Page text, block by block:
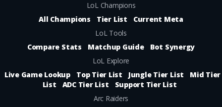
LoL Champions
All Champions
Tier List
Current Meta
LoL Tools
Compare Stats
Matchup Guide
Bot Synergy
LoL Explore
Live Game Lookup
Top Tier List Jungle Tier List
Mid Tier
List
ADC Tier List
Support Tier List
Arc Raiders